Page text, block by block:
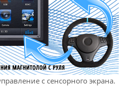
с сенсорного экрана.